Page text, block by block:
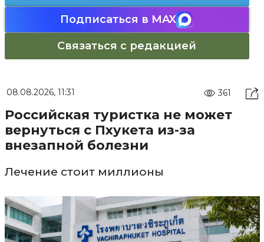
Подписаться в MAX
Связаться с редакцией
08.08.2026, 11:31 361
Российская туристка не может
вернуться с Пхукета из-за
внезапной болезни
Лечение стоит миллионы